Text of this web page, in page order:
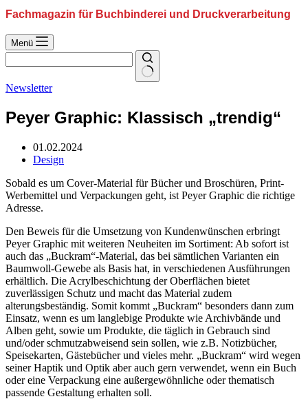
Fachmagazin für Buchbinderei und Druckverarbeitung
Menü
Newsletter
Peyer Graphic: Klassisch „trendig“
01.02.2024
Design
Sobald es um Cover-Material für Bücher und Broschüren, Print-
Werbemittel und Verpackungen geht, ist Peyer Graphic die richtige
Adresse.
Den Beweis für die Umsetzung von Kundenwünschen erbringt
Peyer Graphic mit weiteren Neuheiten im Sortiment: Ab sofort ist
auch das „Buckram“-Material, das bei sämtlichen Varianten ein
Baumwoll-Gewebe als Basis hat, in verschiedenen Ausführungen
erhältlich. Die Acrylbeschichtung der Oberflächen bietet
zuverlässigen Schutz und macht das Material zudem
alterungsbeständig. Somit kommt „Buckram“ besonders dann zum
Einsatz, wenn es um langlebige Produkte wie Archivbände und
Alben geht, sowie um Produkte, die täglich in Gebrauch sind
und/oder schmutzabweisend sein sollen, wie z.B. Notizbücher,
Speisekarten, Gästebücher und vieles mehr. „Buckram“ wird wegen
seiner Haptik und Optik aber auch gern verwendet, wenn ein Buch
oder eine Verpackung eine außergewöhnliche oder thematisch
passende Gestaltung erhalten soll.